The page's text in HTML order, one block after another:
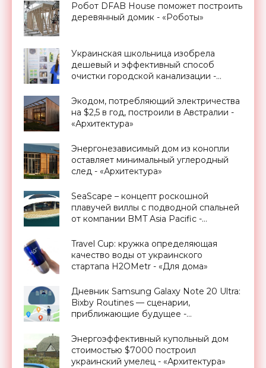
Робот DFAB House поможет построить
деревянный домик - «Роботы»
Украинская школьница изобрела
дешевый и эффективный способ
очистки городской канализации -
Экодом, потребляющий электричества
на $2,5 в год, построили в Австралии -
«Архитектура»
Энергонезависимый дом из конопли
оставляет минимальный углеродный
след - «Архитектура»
SeaScape – концепт роскошной
плавучей виллы с подводной спальней
от компании BMT Asia Pacific -
Travel Cup: кружка определяющая
качество воды от украинского
стартапа H2OMetr - «Для дома»
Дневник Samsung Galaxy Note 20 Ultra:
Bixby Routines — сценарии,
приближающие будущее -
Энергоэффективный купольный дом
стоимостью $7000 построил
украинский умелец - «Архитектура»